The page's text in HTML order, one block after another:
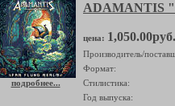
подробнее...
ADAMANTIS
цена: 1,050.00руб.
Производитель/
Формат:
Стилистика:
Год выпуска: